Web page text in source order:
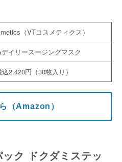
（VTコスメティクス）
イリースージングマスク
込2,420円（30枚入り）
（Amazon）
ク ドクダミステッ